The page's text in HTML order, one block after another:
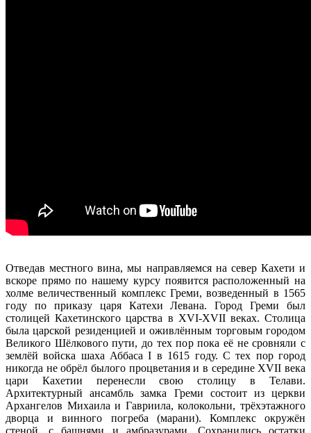
Отведав местного вина, мы направляемся на север Кахети и
вскоре прямо по нашему курсу появится расположенный на
холме величественный комплекс Греми, возведенный в 1565
году по приказу царя Катехи Левана. Город Греми был
столицей Кахетинского царства в XVI-XVII веках. Столица
была царской резиденцией и оживлённым торговым городом
Великого Шёлкового пути, до тех пор пока её не сровняли с
землёй войска шаха Аббаса I в 1615 году. С тех пор город
никогда не обрёл былого процветания и в середине XVII века
цари Кахетии перенесли свою столицу в Телави.
Архитектурный ансамбль замка Греми состоит из церкви
Архангелов Михаила и Гавриила, колокольни, трёхэтажного
дворца и винного погреба (марани). Комплекс окружён
стеной, с башнями и амбразурами. Сохранились остатки